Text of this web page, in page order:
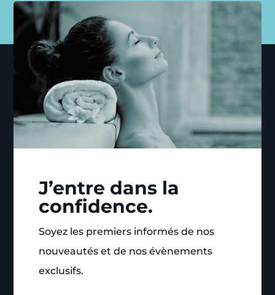
J’entre dans la
confidence.
Soyez les premiers informés de nos
nouveautés et de nos évènements
exclusifs.